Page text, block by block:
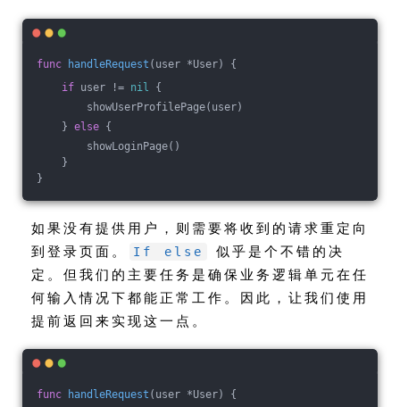
func handleRequest (user *User)
{
if user != nil {
showUserProfilePage(user)
} else {
showLoginPage()
}
}
如果没有提供用户，则需要将收到的请求重定向
到登录页面。
If else
似乎是个不错的决
定。但我们的主要任务是确保业务逻辑单元在任
何输入情况下都能正常工作。因此，让我们使用
提前返回来实现这一点。
func handleRequest (user *User)
{